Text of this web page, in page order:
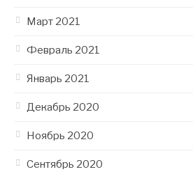
Март 2021
Февраль 2021
Январь 2021
Декабрь 2020
Ноябрь 2020
Сентябрь 2020